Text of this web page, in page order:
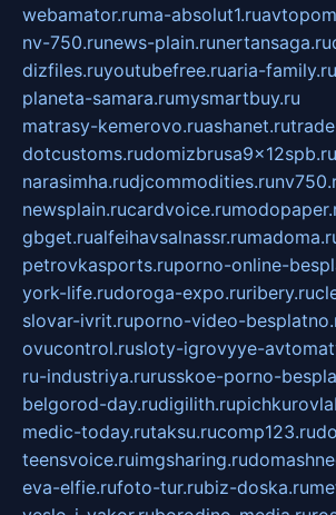
webamator.ruma-absolut1.ru
nv-750.runews-plain.runertansaga.ru
dizfiles.ruyoutubefree.ruaria-family.ru
planeta-samara.rumysmartbuy.ru
matrasy-kemerovo.ruashanet.ru
dotcustoms.rudomizbrusa9x12spb.ru
narasimha.rudjcommodities.ru
newsplain.rucardvoice.ru
gbget.rualfeihavsalnassr.ru
petrovkasports.ruporno-online-
york-life.rudoroga-expo.ruribery.ru
slovar-ivrit.ruporno-video-
ovucontrol.rusloty-igrovyye-
ru-industriya.rurusskoe-porno-
belgorod-day.rudigilith.ru
medic-today.rutaksu.rucomp123.ru
teensvoice.ruimgsharing.ru
eva-elfie.rufoto-tur.rubiz-doska.ru